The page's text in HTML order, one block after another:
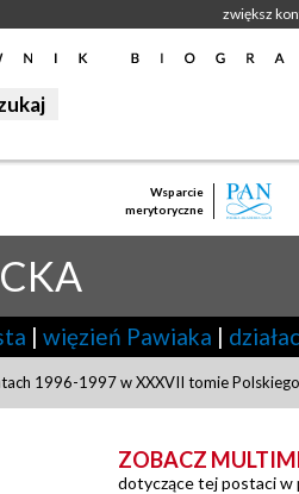
zwiększ
Wsparcie
merytoryczne
| więzień Pawiaka |
1996-1997 w XXXVII tomie
ZOBACZ
dotyczące tej postaci w